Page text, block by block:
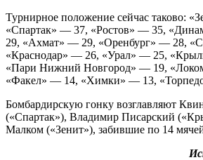
Турнирное положение сейчас таково:
«Спартак» — 37, «Ростов» — 35,
29, «Ахмат» — 29, «Оренбург» — 28,
«Краснодар» — 26, «Урал» — 25,
«Пари Нижний Новгород» — 19,
«Факел» — 14, «Химки» — 13,
Бомбардирскую гонку возглавляют
(«Спартак»), Владимир Писарский
Малком («Зенит»), забившие по 14